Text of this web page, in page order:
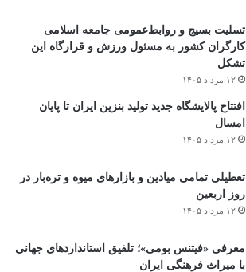
تسلیت بسیج و روابط‌عمومی جامعه اسلامی
کارگران کشور به مسئول ورزش و قرارگاه این
تشکل
۱۲ مرداد ۱۴۰۵
افتتاح ‌پالایشگاه جدید تولید بنزین ایران تا پایان
امسال
۱۲ مرداد ۱۴۰۵
تعطیلی تمامی میادین و بازارهای میوه و تره‌بار در
روز اربعین
۱۲ مرداد ۱۴۰۵
معرفی «فیتنس بومی»؛ تلفیق استانداردهای جهانی
با میراث فرهنگی ایران